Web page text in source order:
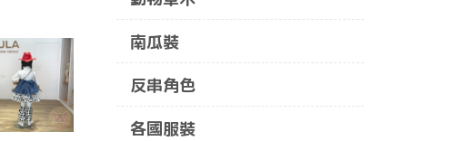
南瓜裝
反串角色
各國服裝